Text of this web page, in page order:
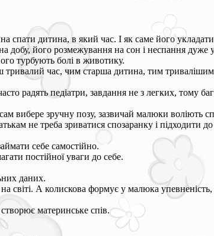
спати дитина, в який час. І як саме його
його розмежування на сон і неспання дуже
турбують болі в животику.
час, чим старша дитина, тим тривалішим
радять педіатри, завдання не з легких, тому
вибере зручну позу, зазвичай малюки воліють
не треба зриватися спозаранку і підходити
себе самостійно.
постійної уваги до себе.
даних.
світі. А колискова формує у малюка
материнське спів.